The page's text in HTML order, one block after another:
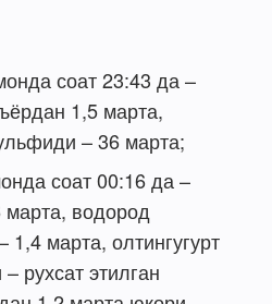
соат 23:43 да –
1,5 марта,
– 36 марта;
соат 00:16 да –
водород
1,4 марта, олтингугурт
рухсат этилган